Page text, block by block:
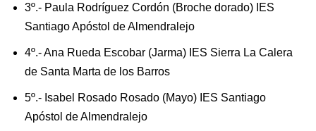
3º.- Paula Rodríguez Cordón (Broche dorado) IES
Santiago Apóstol de Almendralejo
4º.- Ana Rueda Escobar (Jarma) IES Sierra La Calera
de Santa Marta de los Barros
5º.- Isabel Rosado Rosado (Mayo) IES Santiago
Apóstol de Almendralejo